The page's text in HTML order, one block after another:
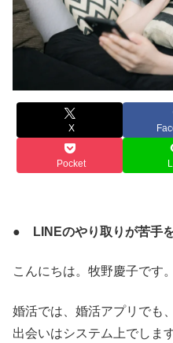
X
Pocket
● LINEのやり取りが苦手を
こんにちは。牧野慶子です。
婚活では、婚活アプリでも
出会いはシステム上でしま